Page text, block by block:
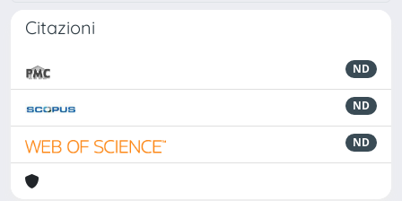
Citazioni
ND
ND
ND